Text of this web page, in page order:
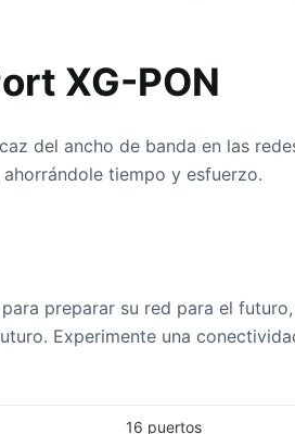
XG-PON
del ancho de banda en las
tiempo y esfuerzo.
preparar su red para el
Experimente una
16 puertos